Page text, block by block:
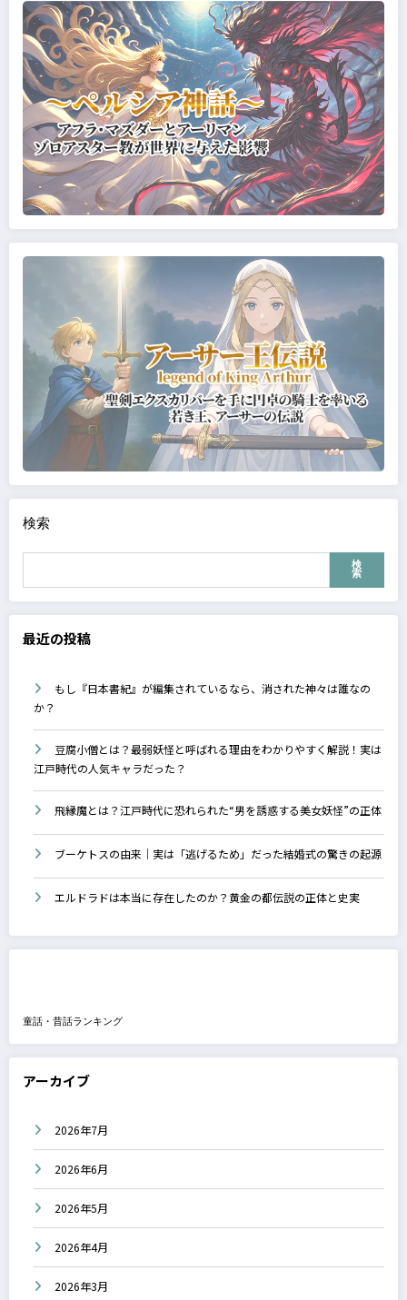
検索
検
索
最近の投稿
もし『日本書紀』が編集されているなら、消された神々は誰なの
か？
豆腐小僧とは？最弱妖怪と呼ばれる理由をわかりやすく解説！実は
江戸時代の人気キャラだった？
飛縁魔とは？江戸時代に恐れられた“男を誘惑する美女妖怪”の正体
ブーケトスの由来｜実は「逃げるため」だった結婚式の驚きの起源
エルドラドは本当に存在したのか？黄金の都伝説の正体と史実
童話・昔話ランキング
アーカイブ
2026年7月
2026年6月
2026年5月
2026年4月
2026年3月